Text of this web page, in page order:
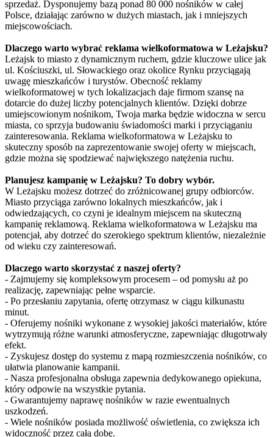
sprzedaż. Dysponujemy bazą ponad 80 000 nośników w całej
Polsce, działając zarówno w dużych miastach, jak i mniejszych
miejscowościach.
Dlaczego warto wybrać reklama wielkoformatowa w Leżajsku?
Leżajsk to miasto z dynamicznym ruchem, gdzie kluczowe ulice jak
ul. Kościuszki, ul. Słowackiego oraz okolice Rynku przyciągają
uwagę mieszkańców i turystów. Obecność reklamy
wielkoformatowej w tych lokalizacjach daje firmom szansę na
dotarcie do dużej liczby potencjalnych klientów. Dzięki dobrze
umiejscowionym nośnikom, Twoja marka będzie widoczna w sercu
miasta, co sprzyja budowaniu świadomości marki i przyciąganiu
zainteresowania. Reklama wielkoformatowa w Leżajsku to
skuteczny sposób na zaprezentowanie swojej oferty w miejscach,
gdzie można się spodziewać największego natężenia ruchu.
Planujesz kampanię w Leżajsku? To dobry wybór.
W Leżajsku możesz dotrzeć do zróżnicowanej grupy odbiorców.
Miasto przyciąga zarówno lokalnych mieszkańców, jak i
odwiedzających, co czyni je idealnym miejscem na skuteczną
kampanię reklamową. Reklama wielkoformatowa w Leżajsku ma
potencjał, aby dotrzeć do szerokiego spektrum klientów, niezależnie
od wieku czy zainteresowań.
Dlaczego warto skorzystać z naszej oferty?
- Zajmujemy się kompleksowym procesem – od pomysłu aż po
realizację, zapewniając pełne wsparcie.
- Po przesłaniu zapytania, ofertę otrzymasz w ciągu kilkunastu
minut.
- Oferujemy nośniki wykonane z wysokiej jakości materiałów, które
wytrzymują różne warunki atmosferyczne, zapewniając długotrwały
efekt.
- Zyskujesz dostęp do systemu z mapą rozmieszczenia nośników, co
ułatwia planowanie kampanii.
- Nasza profesjonalna obsługa zapewnia dedykowanego opiekuna,
który odpowie na wszystkie pytania.
- Gwarantujemy naprawę nośników w razie ewentualnych
uszkodzeń.
- Wiele nośników posiada możliwość oświetlenia, co zwiększa ich
widoczność przez całą dobę.